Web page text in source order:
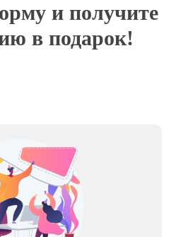
и получите
в подарок!